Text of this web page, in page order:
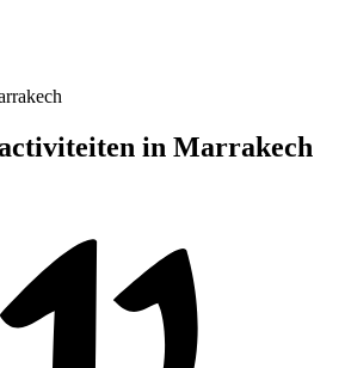
in Marrakech